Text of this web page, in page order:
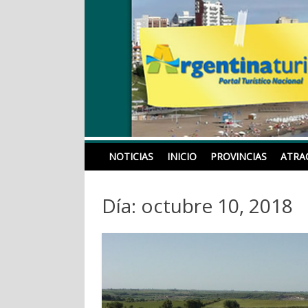
Noticias, Eventos,
NOTICIAS INICIO PROVINCIAS
Día: octubre 10, 2018